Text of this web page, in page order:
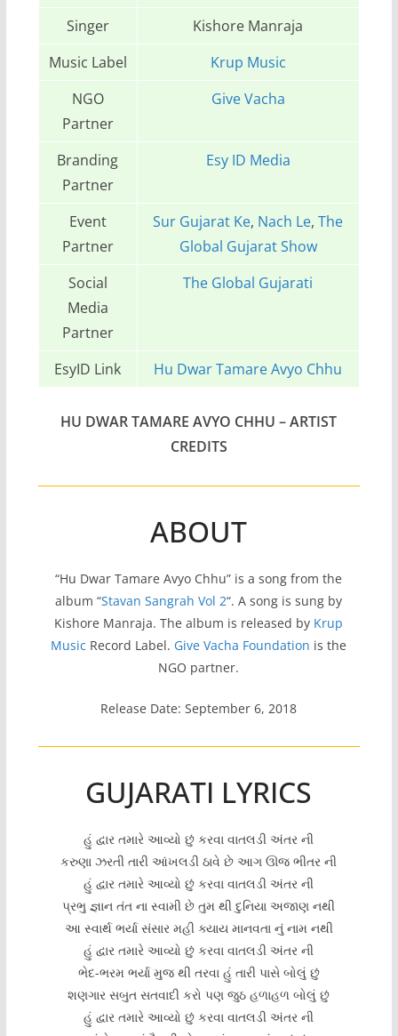
Singer
Kishore Manraja
Music Label
Krup Music
NGO
Partner
Give Vacha
Branding
Partner
Esy ID Media
Event
Partner
Sur Gujarat Ke, Nach Le,The
Global Gujarat Show
Social
Media
Partner
The Global Gujarati
EsyID Link Hu Dwar Tamare Avyo Chhu
HU DWAR TAMARE AVYO CHHU – ARTIST
CREDITS
ABOUT
“Hu Dwar Tamare Avyo Chhu” is a song from the
album “Stavan Sangrah Vol 2“. A song is sung by
Kishore Manraja. The album is released by Krup
Music Record Label. Give Vacha Foundation is the
NGO partner.
Release Date: September 6, 2018
GUJARATI LYRICS
હું દ્વાર તમારે આવ્યો છું કરવા વાતલડી અંતર ની
કરુણા ઝરતી તારી આંખલડી ઠાવે છે આગ ઊજ ભીતર ની
હું દ્વાર તમારે આવ્યો છું કરવા વાતલડી અંતર ની
પ્રભુ જ્ઞાન તંત ના સ્વામી છે તુમ થી દુનિયા અજાણ નથી
આ સ્વાર્થ ભર્યા સંસાર મહી ક્યાય માનવતા નું નામ નથી
હું દ્વાર તમારે આવ્યો છું કરવા વાતલડી અંતર ની
ભેદ-ભરમ ભર્યા મુજ થી તરવા હું તારી પાસે બોલું છું
શણગાર સબુત સતવાદી કરો પણ જુઠ હળાહળ બોલું છું
હું દ્વાર તમારે આવ્યો છું કરવા વાતલડી અંતર ની